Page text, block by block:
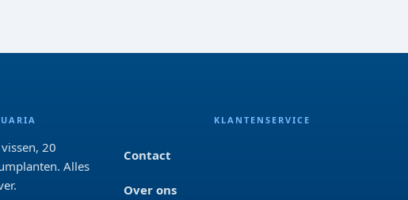
20
Alles
KLANTENSERVICE
Contact
Over ons